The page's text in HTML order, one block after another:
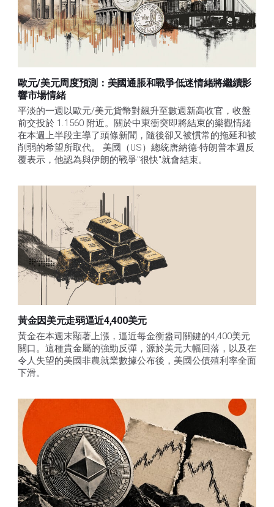
歐元/美元周度預測：美國通脹和戰爭低迷情緒將繼續影
響市場情緒
平淡的一週以歐元/美元貨幣對飆升至數週新高收官，收盤
前交投於 1.1560 附近。關於中東衝突即將結束的樂觀情緒
在本週上半段主導了頭條新聞，隨後卻又被慣常的拖延和被
削弱的希望所取代。 美國（US）總統唐納德-特朗普本週反
覆表示，他認為與伊朗的戰爭"很快"就會結束。
黃金因美元走弱逼近4,400美元
黃金在本週末顯著上漲，逼近每金衡盎司關鍵的4,400美元
關口。這種貴金屬的強勁反彈，源於美元大幅回落，以及在
令人失望的美國非農就業數據公布後，美國公債殖利率全面
下滑。